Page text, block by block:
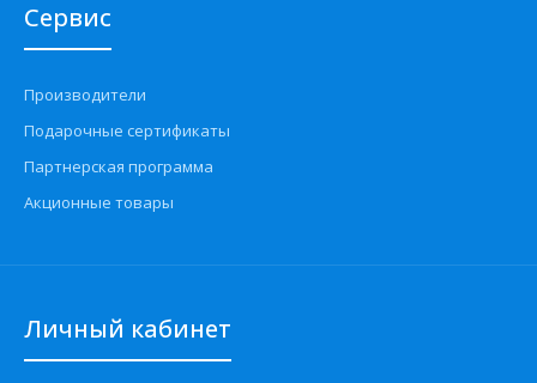
Сервис
Производители
Подарочные сертификаты
Партнерская программа
Акционные товары
Личный кабинет